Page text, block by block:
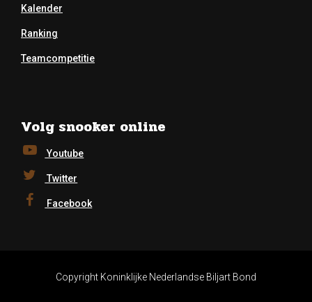
Kalender
Ranking
Teamcompetitie
Volg snooker online
Youtube
Twitter
Facebook
Copyright Koninklijke Nederlandse Biljart Bond